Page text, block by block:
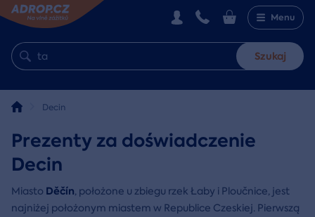
Menu
Szukaj
Decin
Prezenty za doświadczenie
Decin
Miasto Děčín, położone u zbiegu rzek Łaby i Ploučnice, jest
najniżej położonym miastem w Republice Czeskiej. Pierwszą